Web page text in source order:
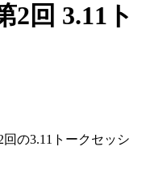
2回 3.11ト
の3.11トークセッシ